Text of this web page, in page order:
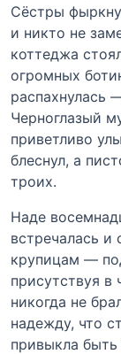
Сёстры
и никто не
коттеджа
огромных
распахнулась
Черноглазый
приветливо
блеснул, а
троих.
Наде
встречалась и
крупицам —
присутствуя в
никогда не
надежду, что
привыкла быть